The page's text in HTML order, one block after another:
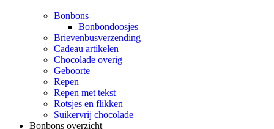
Bonbons
Bonbondoosjes
Brievenbusverzending
Cadeau artikelen
Chocolade overig
Geboorte
Repen
Repen met tekst
Rotsjes en flikken
Suikervrij chocolade
Bonbons overzicht